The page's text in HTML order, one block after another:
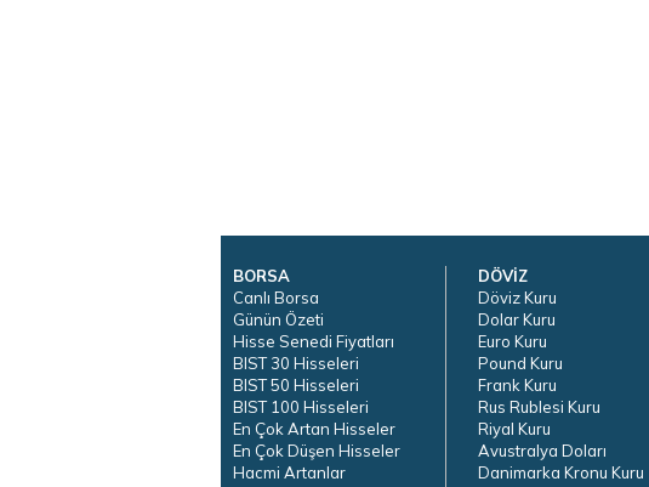
BORSA
Canlı Borsa
Günün Özeti
Hisse Senedi Fiyatları
BIST 30 Hisseleri
BIST 50 Hisseleri
BIST 100 Hisseleri
En Çok Artan Hisseler
En Çok Düşen Hisseler
Hacmi Artanlar
DÖVİZ
Döviz Kuru
Dolar Kuru
Euro Kuru
Pound Kuru
Frank Kuru
Rus Rublesi Kuru
Riyal Kuru
Avustralya Doları
Danimarka Kronu Kuru